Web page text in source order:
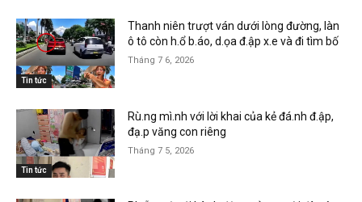
Tin tức
Thanh niên trượt ván dưới lòng đường, làn
ô tô còn h.ổ b.áo, d.ọa đ.ập x.e và đi tìm bố
Tháng 7 6, 2026
Tin tức
Rù.ng mì.nh với lời khai của kẻ đá.nh đ.ập,
đạ.p văng con riêng
Tháng 7 5, 2026